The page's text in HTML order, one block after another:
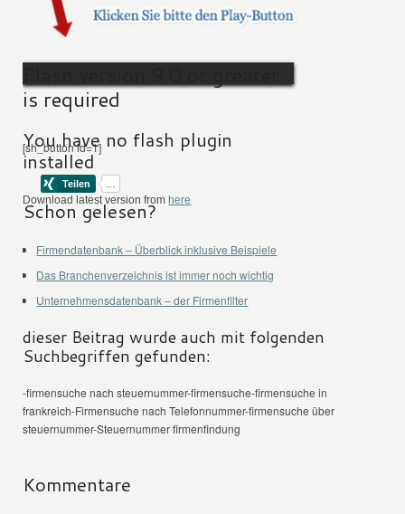
is required
You have no flash plugin
installed
Download latest version from here
[sh_button id=1]
Schon gelesen?
Firmendatenbank – Überblick inklusive Beispiele
Das Branchenverzeichnis ist immer noch wichtig
Unternehmensdatenbank – der Firmenfilter
dieser Beitrag wurde auch mit folgenden
Suchbegriffen gefunden:
-firmensuche nach steuernummer-firmensuche-firmensuche in
frankreich-Firmensuche nach Telefonnummer-firmensuche über
steuernummer-Steuernummer firmenfindung
Kommentare